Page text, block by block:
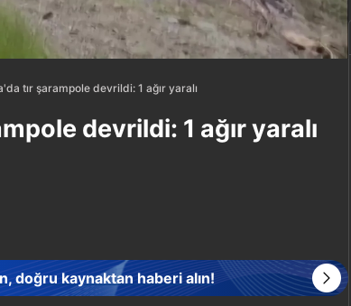
tır şarampole devrildi: 1 ağır yaralı
devrildi: 1 ağır yaralı
doğru kaynaktan haberi alın!